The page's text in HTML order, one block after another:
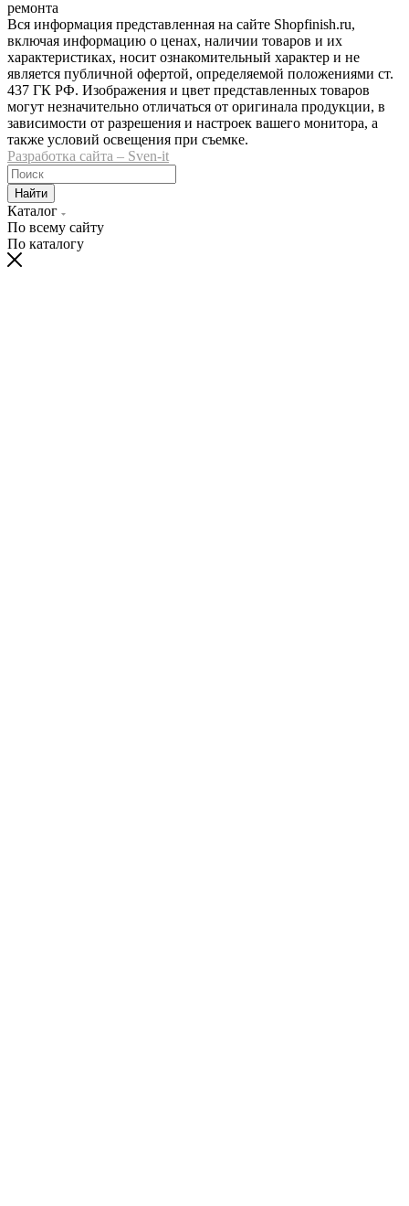
ремонта
Вся информация представленная на сайте Shopfinish.ru,
включая информацию о ценах, наличии товаров и их
характеристиках, носит ознакомительный характер и не
является публичной офертой, определяемой положениями ст.
437 ГК РФ. Изображения и цвет представленных товаров
могут незначительно отличаться от оригинала продукции, в
зависимости от разрешения и настроек вашего монитора, а
также условий освещения при съемке.
Разработка сайта – Sven-it
Найти
Каталог
По всему сайту
По каталогу